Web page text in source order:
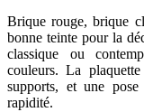
Brique rouge, brique
bonne teinte pour la
classique ou
couleurs. La
supports, et une
rapidité.